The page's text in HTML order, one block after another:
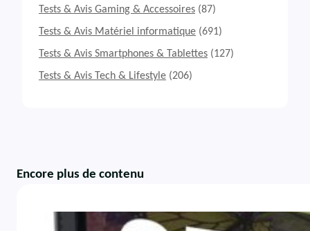
Tests & Avis Gaming & Accessoires (87)
Tests & Avis Matériel informatique (691)
Tests & Avis Smartphones & Tablettes (127)
Tests & Avis Tech & Lifestyle (206)
Encore plus de contenu